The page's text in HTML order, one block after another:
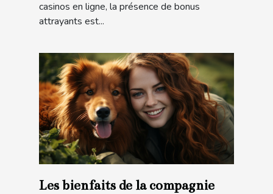
casinos en ligne, la présence de bonus
attrayants est...
Les bienfaits de la compagnie